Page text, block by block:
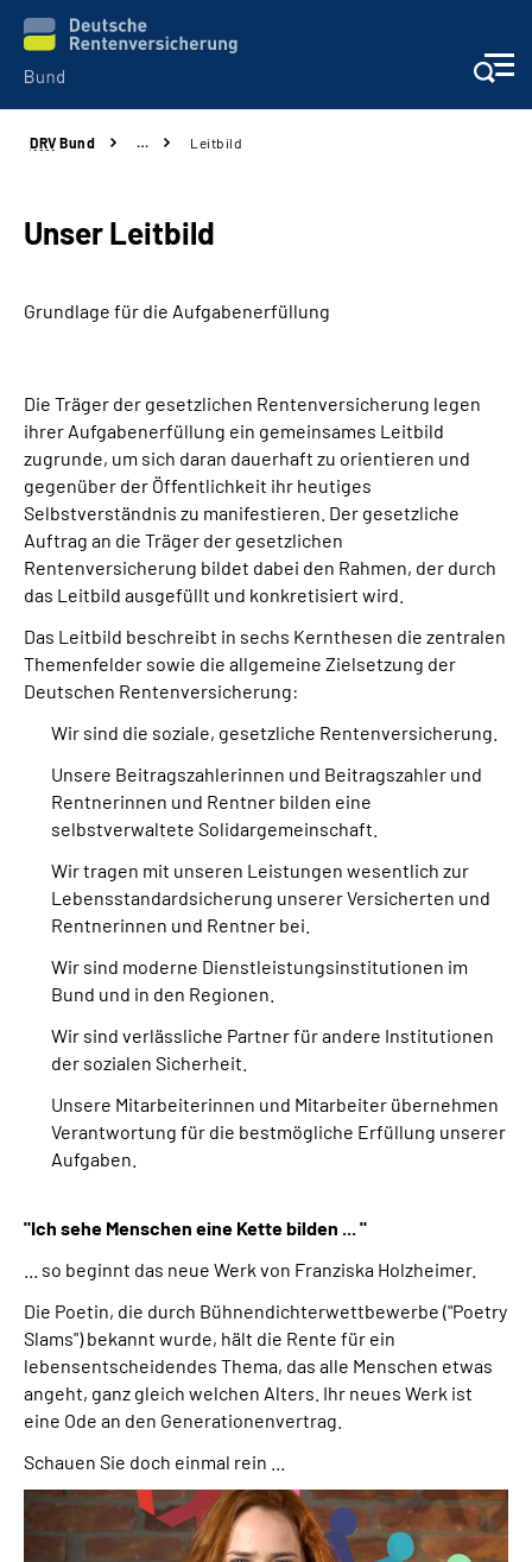
Beratung & Kontakt
Reha-Zentren
Über uns
Online-Services
Inhalte in Gebärdensprache (DGS)
Leichte Sprache
Suche
Mein Kundenportal
DRV Bund … Leitbild
Unser Leitbild
Grundlage für die Aufgabenerfüllung
Die Träger der gesetzlichen Rentenversicherung legen
ihrer Aufgabenerfüllung ein gemeinsames Leitbild
zugrunde, um sich daran dauerhaft zu orientieren und
gegenüber der Öffentlichkeit ihr heutiges
Selbstverständnis zu manifestieren. Der gesetzliche
Auftrag an die Träger der gesetzlichen
Rentenversicherung bildet dabei den Rahmen, der durch
das Leitbild ausgefüllt und konkretisiert wird.
Das Leitbild beschreibt in sechs Kernthesen die zentralen
Themenfelder sowie die allgemeine Zielsetzung der
Deutschen Rentenversicherung:
Wir sind die soziale, gesetzliche Rentenversicherung.
Unsere Beitragszahlerinnen und Beitragszahler und
Rentnerinnen und Rentner bilden eine
selbstverwaltete Solidargemeinschaft.
Wir tragen mit unseren Leistungen wesentlich zur
Lebensstandardsicherung unserer Versicherten und
Rentnerinnen und Rentner bei.
Wir sind moderne Dienstleistungsinstitutionen im
Bund und in den Regionen.
Wir sind verlässliche Partner für andere Institutionen
der sozialen Sicherheit.
Unsere Mitarbeiterinnen und Mitarbeiter übernehmen
Verantwortung für die bestmögliche Erfüllung unserer
Aufgaben.
"Ich sehe Menschen eine Kette bilden ... "
... so beginnt das neue Werk von Franziska Holzheimer.
Die Poetin, die durch Bühnendichterwettbewerbe ("Poetry
Slams") bekannt wurde, hält die Rente für ein
lebensentscheidendes Thema, das alle Menschen etwas
angeht, ganz gleich welchen Alters. Ihr neues Werk ist
eine Ode an den Generationenvertrag.
Schauen Sie doch einmal rein ...